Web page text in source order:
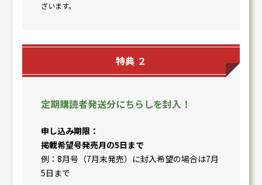
ざいます。
特典 ２
定期購読者発送分にちらしを封入！
申し込み期限
掲載希望号発売月の5日まで
例：8月号（7月末発売）に封入希望の場合は7月
5日まで